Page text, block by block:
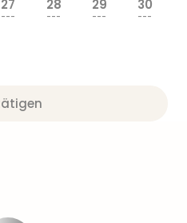
27
---
28
---
29
---
30
---